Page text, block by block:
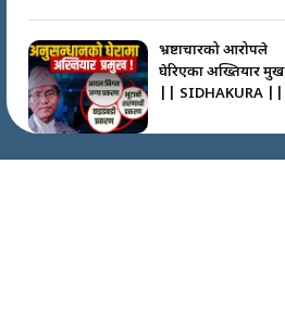
भ्रष्टाचारको आरोपले
घेरिएका अख्तियार प्रमुख
|| SIDHAKURA ||